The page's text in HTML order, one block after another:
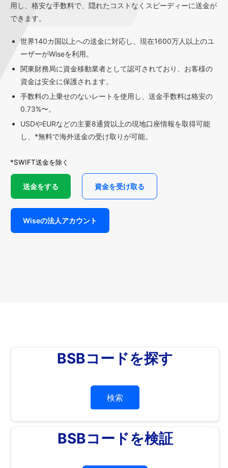
用し、格安な手数料で、隠れたコストなくスピーディーに送金が
できます。
世界140カ国以上への送金に対応し、現在1600万人以上のユ
ーザーがWiseを利用。
関東財務局に資金移動業者として認可されており、お客様の
資金は安全に保護されます。
手数料の上乗せのないレートを使用し、送金手数料は格安の
0.73%〜。
USDやEURなどの主要8通貨以上の現地口座情報を取得可能
し、*無料で海外送金の受け取りが可能。
*SWIFT送金を除く
送金をする 資金を受け取る
Wiseの法人アカウント
BSBコードを探す
検索
BSBコードを検証